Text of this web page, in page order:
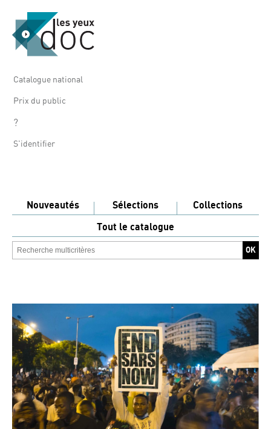
Catalogue national
Prix du public
?
S'identifier
Nouveautés Sélections
Collections
Tout le catalogue